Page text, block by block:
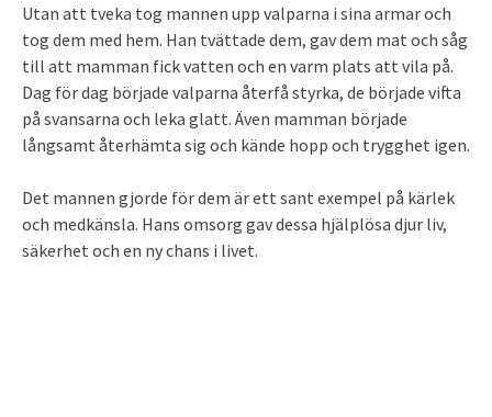
Utan att tveka tog mannen upp valparna i sina armar och
tog dem med hem. Han tvättade dem, gav dem mat och såg
till att mamman fick vatten och en varm plats att vila på.
Dag för dag började valparna återfå styrka, de började vifta
på svansarna och leka glatt. Även mamman började
långsamt återhämta sig och kände hopp och trygghet igen.
Det mannen gjorde för dem är ett sant exempel på kärlek
och medkänsla. Hans omsorg gav dessa hjälplösa djur liv,
säkerhet och en ny chans i livet.